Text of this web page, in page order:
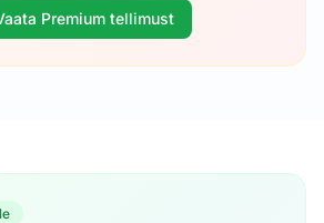
Premium tellimust